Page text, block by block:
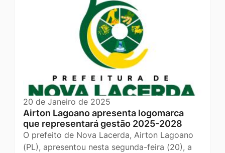
20 de Janeiro de 2025
Airton Lagoano apresenta logomarca
que representará gestão 2025-2028
O prefeito de Nova Lacerda, Airton Lagoano
(PL), apresentou nesta segunda-feira (20), a